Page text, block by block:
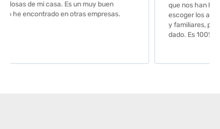
que nos han hecho. Nos guiaron y aconsejaron para
escoger los azulejos. Lo aconsejo a todos mis amigos
y familiares, por su calidad y la confianza que nos han